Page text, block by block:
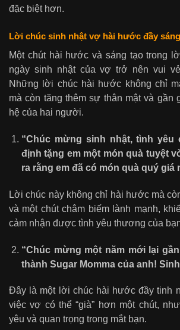
đặc biệt hơn.
Lời chúc sinh nhật vợ hài hước đầy
Một chút hài hước và sáng tạo trong
ngày sinh nhật của vợ trở nên vui
Những lời chúc hài hước không chỉ
mà còn tăng thêm sự thân mật và gần
hệ của hai người.
“Chúc mừng sinh nhật, tình yêu
định tặng em một món quà tuyệt
ra rằng em đã có món quà quý giá
Lời chúc này không chỉ hài hước mà
và một chút châm biếm lành mạnh,
cảm nhận được tình yêu thương của
“Chúc mừng một năm mới lại
thành Sugar Momma của anh!
Đây là một lời chúc hài hước đầy tinh
việc vợ có thể “già” hơn một chút,
yêu và quan trọng trong mắt bạn.